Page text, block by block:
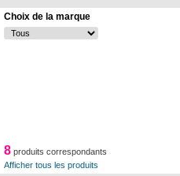
Choix de la marque
8 produits correspondants
Afficher tous les produits